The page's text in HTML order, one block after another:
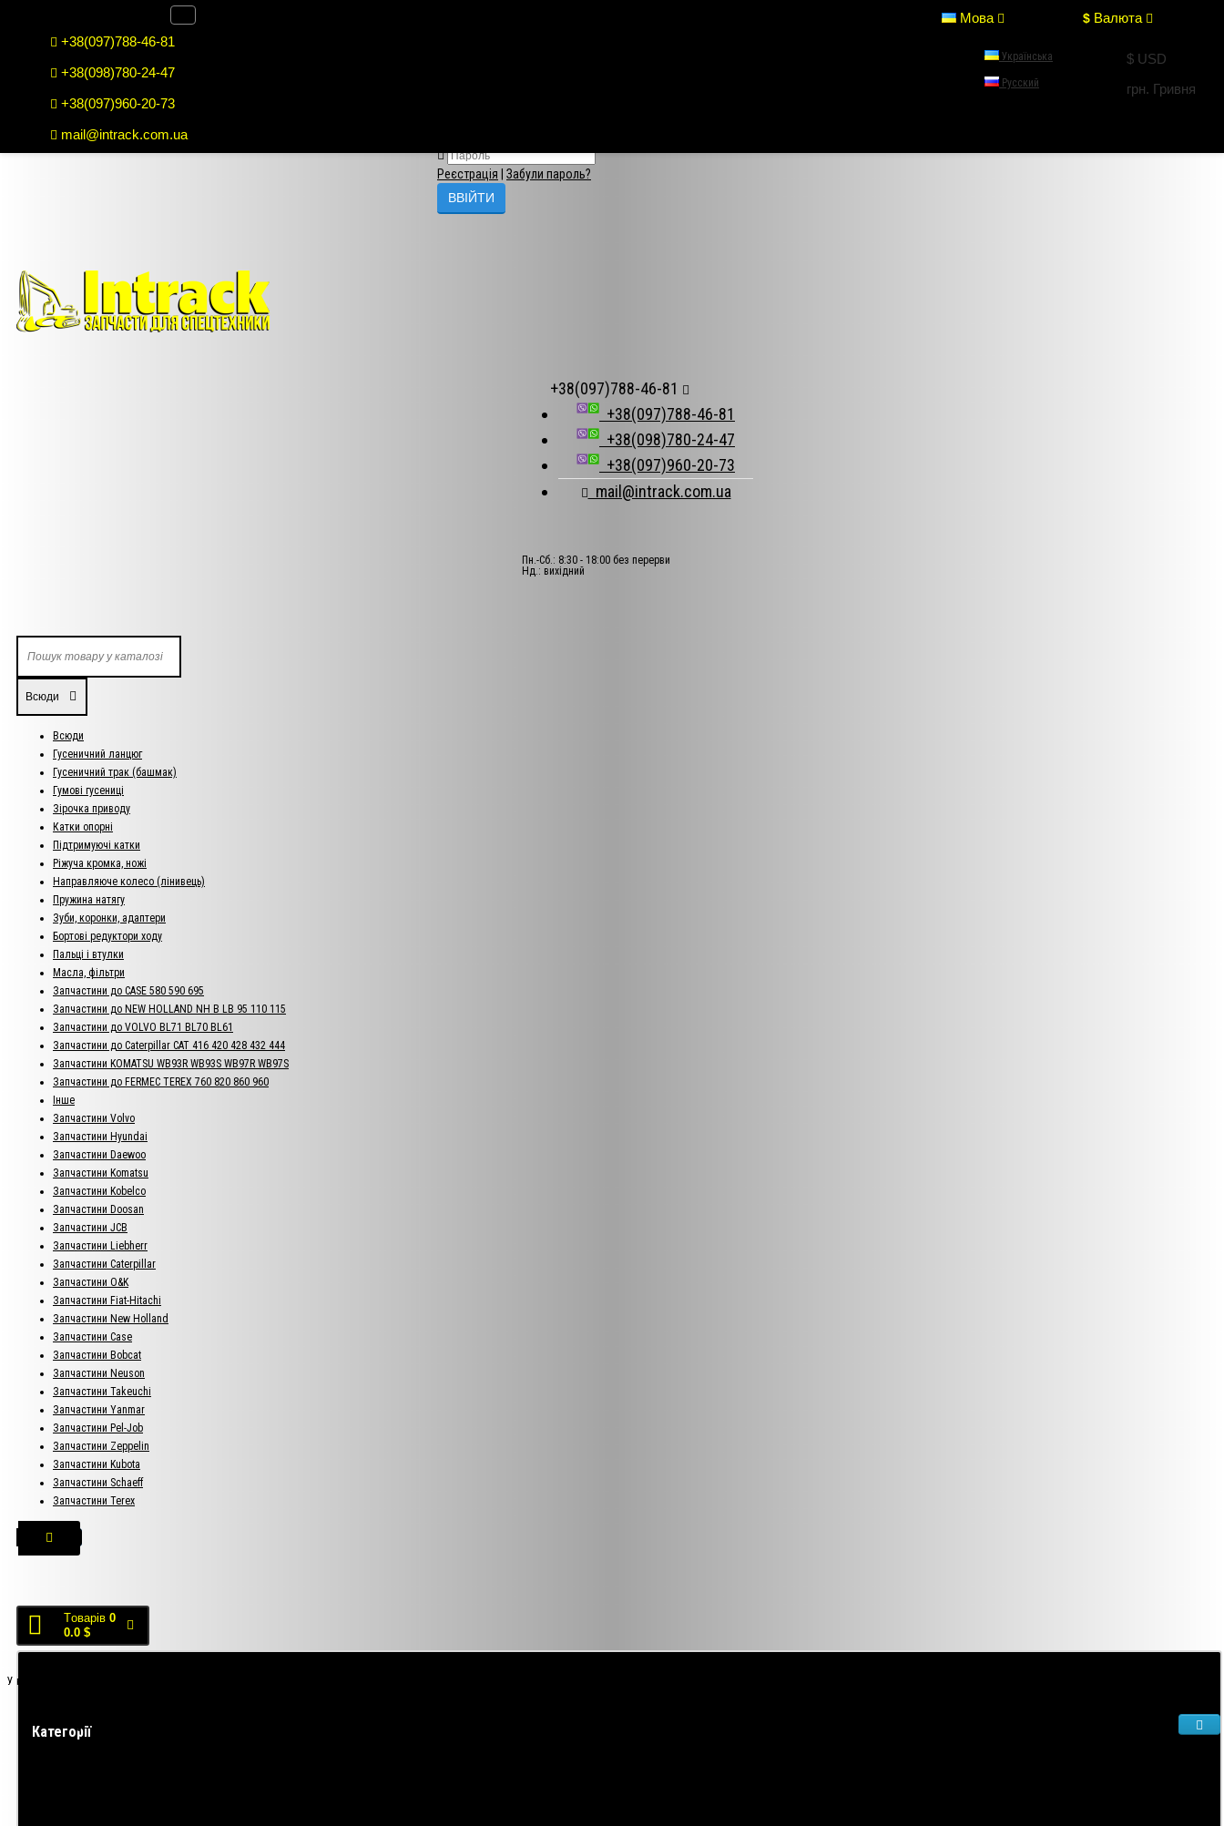
Реєстрація Забули пароль?
+38(097)788-46-81
+38(098)780-24-47
+38(097)960-20-73
mail@intrack.com.ua
$ Валюта
$ USD
грн. Гривня
Мова
Українська
Русский
+38(097)788-46-81
+38(097)788-46-81
+38(098)780-24-47
+38(097)960-20-73
mail@intrack.com.ua
Пн.-Сб.: 8:30 - 18:00 без перерви
Нд.: вихідний
Всюди
Всюди
Гусеничний ланцюг
Гусеничний трак (башмак)
Гумові гусениці
Зірочка приводу
Катки опорні
Підтримуючі катки
Ріжуча кромка, ножі
Направляюче колесо (лінивець)
Пружина натягу
Зуби, коронки, адаптери
Бортові редуктори ходу
Пальці і втулки
Масла, фільтри
Запчастини до CASE 580 590 695
Запчастини до NEW HOLLAND NH B LB 95 110 115
Запчастини до VOLVO BL71 BL70 BL61
Запчастини до Caterpillar CAT 416 420 428 432 444
Запчастини KOMATSU WB93R WB93S WB97R WB97S
Запчастини до FERMEC TEREX 760 820 860 960
Інше
Запчастини Volvo
Запчастини Hyundai
Запчастини Daewoo
Запчастини Komatsu
Запчастини Kobelco
Запчастини Doosan
Запчастини JCB
Запчастини Liebherr
Запчастини Caterpillar
Запчастини O&K
Запчастини Fiat-Hitachi
Запчастини New Holland
Запчастини Case
Запчастини Bobcat
Запчастини Neuson
Запчастини Takeuchi
Запчастини Yanmar
Запчастини Pel-Job
Запчастини Zeppelin
Запчастини Kubota
Запчастини Schaeff
Запчастини Terex
Tоварів 0
0.0 $
У кошику порожньо!
Категорії